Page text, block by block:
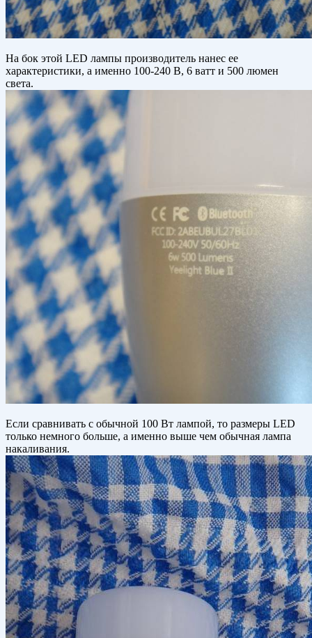
На бок этой LED лампы производитель нанес ее
характеристики, а именно 100-240 В, 6 ватт и 500 люмен
света.
Если сравнивать с обычной 100 Вт лампой, то размеры LED
только немного больше, а именно выше чем обычная лампа
накаливания.